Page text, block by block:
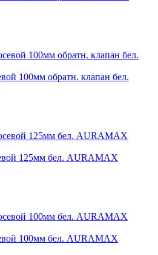
100мм обратн. клапан бел.
125мм бел. AURAMAX
100мм бел. AURAMAX